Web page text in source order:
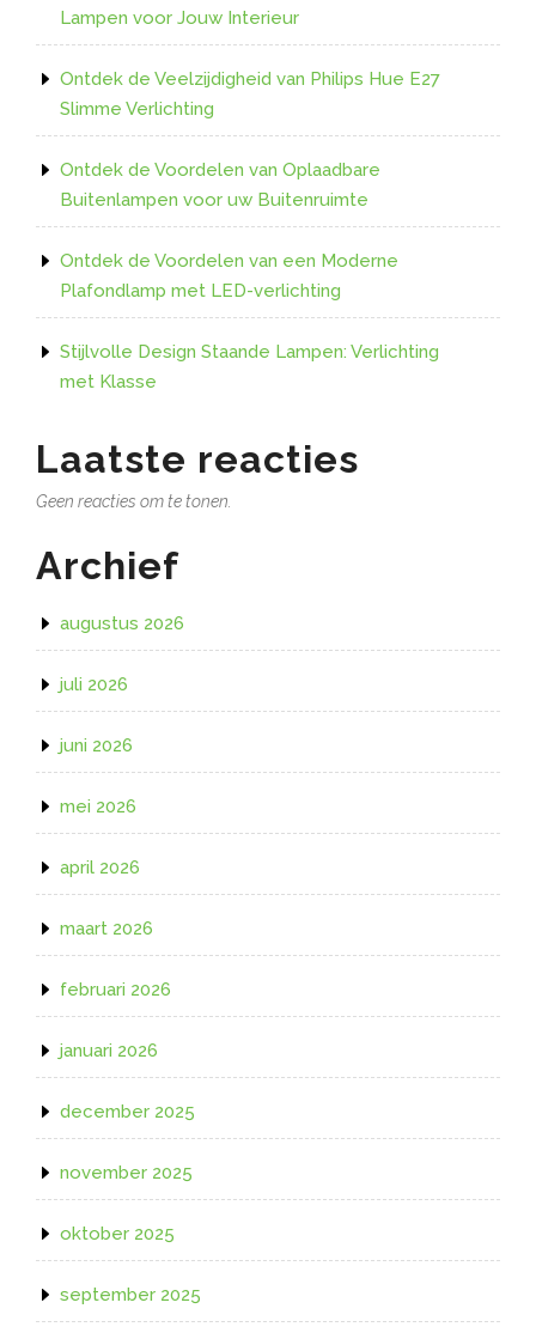
Lampen voor Jouw Interieur
Ontdek de Veelzijdigheid van Philips Hue E27
Slimme Verlichting
Ontdek de Voordelen van Oplaadbare
Buitenlampen voor uw Buitenruimte
Ontdek de Voordelen van een Moderne
Plafondlamp met LED-verlichting
Stijlvolle Design Staande Lampen: Verlichting
met Klasse
Laatste reacties
Geen reacties om te tonen.
Archief
augustus 2026
juli 2026
juni 2026
mei 2026
april 2026
maart 2026
februari 2026
januari 2026
december 2025
november 2025
oktober 2025
september 2025